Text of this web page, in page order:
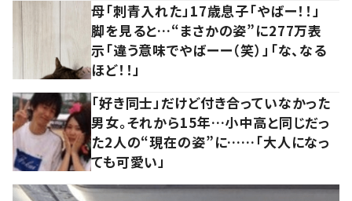
母「刺青入れた」17歳息子「やばー！！」
脚を見ると…“まさかの姿”に277万表
示「違う意味でやばーー（笑）」「な、なる
ほど！！」
「好き同士」だけど付き合っていなかった
男女。それから15年…小中高と同じだっ
た2人の“現在の姿”に……「大人になっ
ても可愛い」